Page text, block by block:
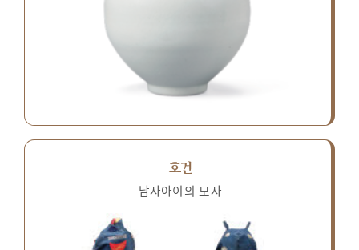
호건
남자아이의 모자